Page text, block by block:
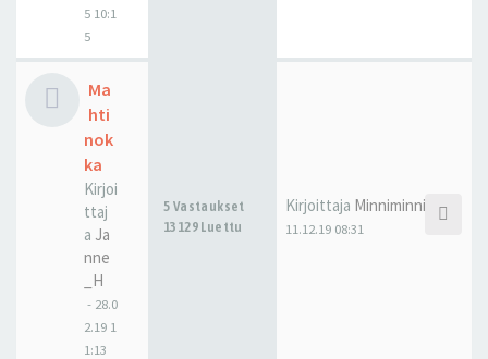
5 10:1
5
Ma
hti
nok
ka
Kirjoi
ttaj
a Ja
nne
_H
- 28.0
2.19 1
1:13
5 Vastaukset
13129 Luettu
Kirjoittaja Minniminni
11.12.19 08:31